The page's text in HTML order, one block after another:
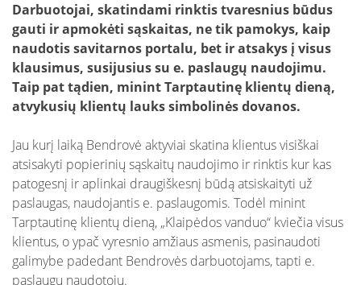
Darbuotojai, skatindami rinktis tvaresnius būdus
gauti ir apmokėti sąskaitas, ne tik pamokys, kaip
naudotis savitarnos portalu, bet ir atsakys į visus
klausimus, susijusius su e. paslaugų naudojimu.
Taip pat tądien, minint Tarptautinę klientų dieną,
atvykusių klientų lauks simbolinės dovanos.
Jau kurį laiką Bendrovė aktyviai skatina klientus visiškai
atsisakyti popierinių sąskaitų naudojimo ir rinktis kur kas
patogesnį ir aplinkai draugiškesnį būdą atsiskaityti už
paslaugas, naudojantis e. paslaugomis. Todėl minint
Tarptautinę klientų dieną, „Klaipėdos vanduo“ kviečia visus
klientus, o ypač vyresnio amžiaus asmenis, pasinaudoti
galimybe padedant Bendrovės darbuotojams, tapti e.
paslaugų naudotoju.